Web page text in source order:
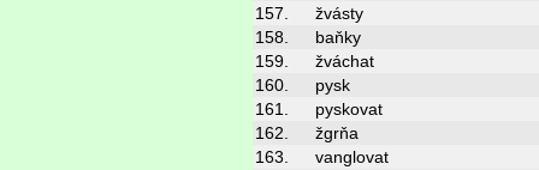
157.
žvásty
158.
baňky
159.
žváchat
160.
pysk
161.
pyskovat
162.
žgrňa
163.
vanglovat